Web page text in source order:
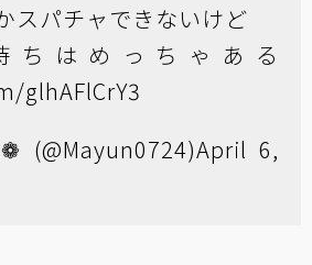
スパチャできないけど
ちはめっちゃある
glhAFlCrY3
April 6,